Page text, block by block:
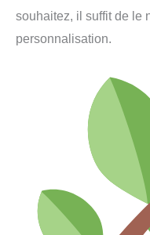
souhaitez, il suffit de le
personnalisation.